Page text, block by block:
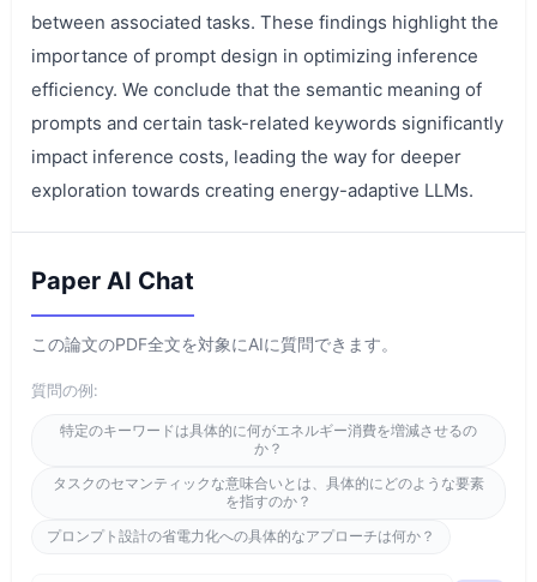
between associated tasks. These findings highlight the
importance of prompt design in optimizing inference
efficiency. We conclude that the semantic meaning of
prompts and certain task-related keywords significantly
impact inference costs, leading the way for deeper
exploration towards creating energy-adaptive LLMs.
Paper AI Chat
この論文のPDF全文を対象にAIに質問できます。
質問の例:
特定のキーワードは具体的に何がエネルギー消費を増減させるの
か？
タスクのセマンティックな意味合いとは、具体的にどのような要素
を指すのか？
プロンプト設計の省電力化への具体的なアプローチは何か？